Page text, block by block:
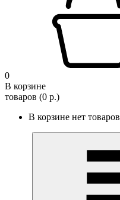
0
В корзине
товаров (0 р.)
В корзине нет товаров